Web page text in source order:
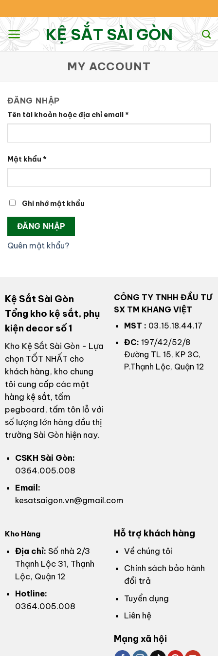
to
content
KỆ SẮT SÀI GÒN
MY ACCOUNT
ĐĂNG NHẬP
Tên tài khoản hoặc địa chỉ email*
Mật khẩu *
Ghi nhớ mật khẩu
ĐĂNG NHẬP
Quên mật khẩu?
Kệ Sắt Sài Gòn
Tổng kho kệ sắt, phụ
kiện decor số 1
Kho Kệ Sắt Sài Gòn - Lựa
chọn TỐT NHẤT cho
khách hàng, kho chung
tôi cung cấp các mặt
hàng kệ sắt, tấm
pegboard, tấm tôn lỗ với
số lượng lớn hàng đầu thị
trường Sài Gòn hiện nay.
CSKH Sài Gòn:
0364.005.008
Email:
kesatsaigon.vn@gmail.com
CÔNG TY TNHH ĐẦU TƯ
SX TM KHANG VIỆT
MST : 03.15.18.44.17
ĐC: 197/42/52/8
Đường TL 15, KP 3C,
P.Thạnh Lộc, Quận 12
Kho Hàng
Địa chỉ: Số nhà 2/3
Thạnh Lộc 31, Thạnh
Lộc, Quận 12
Hotline:
0364.005.008
Hỗ trợ khách hàng
Về chúng tôi
Chính sách bảo hành
đổi trả
Tuyển dụng
Liên hệ
Mạng xã hội